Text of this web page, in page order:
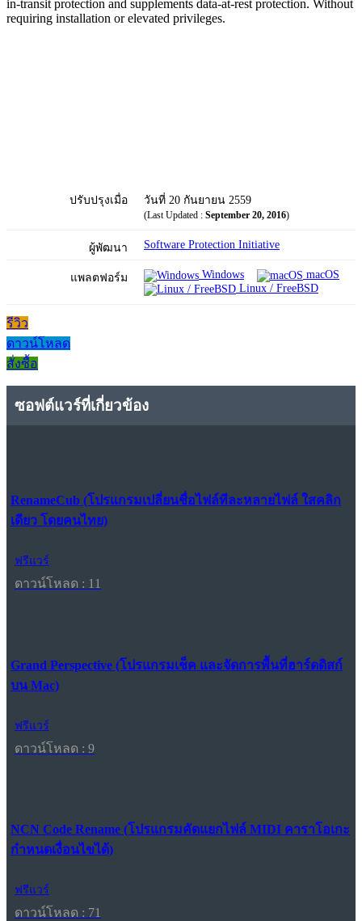
in-transit protection and supplements data-at-rest protection. Without
requiring installation or elevated privileges.
ปรับปรุงเมื่อ วันที่ 20 กันยายน 2559
(Last Updated : September 20, 2016)
ผู้พัฒนา Software Protection Initiative
แพลตฟอร์ม Windows
macOS
Linux / FreeBSD
รีวิว
ดาวน์โหลด
สั่งซื้อ
ซอฟต์แวร์ที่เกี่ยวข้อง
RenameCub (โปรแกรมเปลี่ยนชื่อไฟล์ทีละหลายไฟล์ ใสคลิก
เดียว โดยคนไทย)
ฟรีแวร์
ดาวน์โหลด : 11
Grand Perspective (โปรแกรมเช็ค และจัดการพื้นที่ฮาร์ดดิสก์
บน Mac)
ฟรีแวร์
ดาวน์โหลด : 9
NCN Code Rename (โปรแกรมคัดแยกไฟล์ MIDI คาราโอเกะ
กำหนดเงื่อนไขได้)
ฟรีแวร์
ดาวน์โหลด : 71